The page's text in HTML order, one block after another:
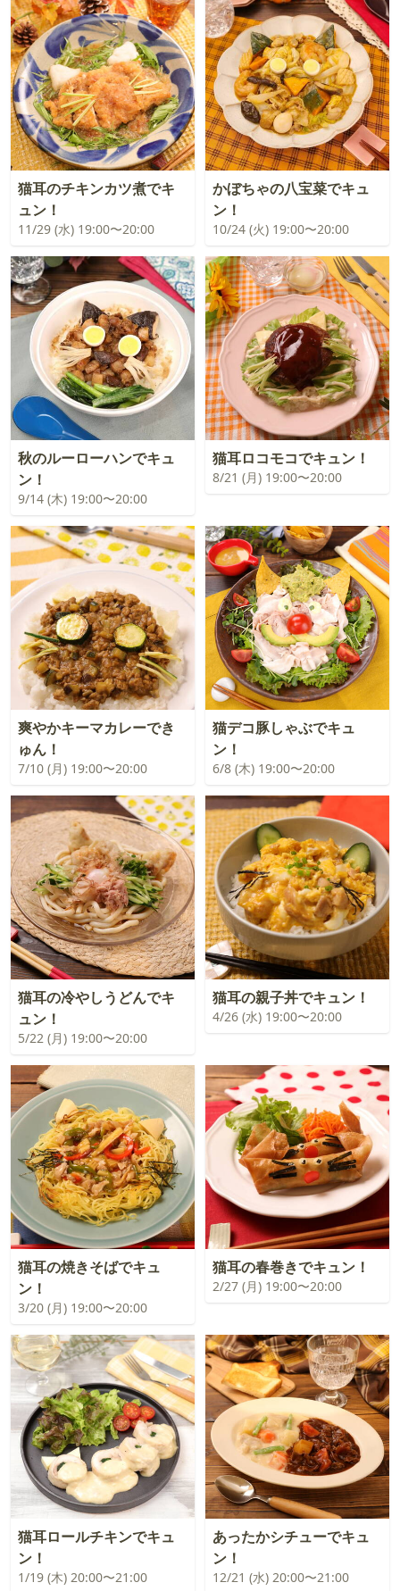
猫耳のチキンカツ煮でキ
ュン！
11/29 (水) 19:00〜20:00
かぼちゃの八宝菜でキュ
ン！
10/24 (火) 19:00〜20:00
秋のルーローハンでキュ
ン！
9/14 (木) 19:00〜20:00
猫耳ロコモコでキュン！
8/21 (月) 19:00〜20:00
爽やかキーマカレーでき
ゅん！
7/10 (月) 19:00〜20:00
猫デコ豚しゃぶでキュ
ン！
6/8 (木) 19:00〜20:00
猫耳の冷やしうどんでキ
ュン！
5/22 (月) 19:00〜20:00
猫耳の親子丼でキュン！
4/26 (水) 19:00〜20:00
猫耳の焼きそばでキュ
ン！
3/20 (月) 19:00〜20:00
猫耳の春巻きでキュン！
2/27 (月) 19:00〜20:00
猫耳ロールチキンでキュ
ン！
1/19 (木) 20:00〜21:00
あったかシチューでキュ
ン！
12/21 (水) 20:00〜21:00